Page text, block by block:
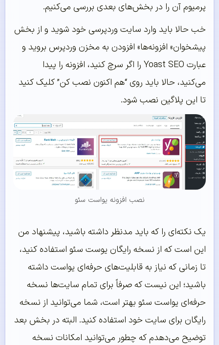
پرمیوم آن را در بخش‌های بعدی بررسی می‌کنیم.
خب حالا باید وارد سایت وردپرسی خود شوید و از بخش
پیشخوان» افزونه‌ها» افزودن به مخزن وردپرس بروید و
عبارت Yoast SEO را اگر سرچ کنید، افزونه را پیدا
می‌کنید، حالا باید روی “هم اکنون نصب کن” کلیک کنید
تا این پلاگین نصب شود.
نصب افزونه یواست سئو
یک نکته‌ای را که باید مدنظر داشته باشید، پیشنهاد من
این است که از نسخه رایگان یوست سئو استفاده کنید،
تا زمانی که نیاز به قابلیت‌های حرفه‌ای یواست داشته
باشید؛ این نیست که صرفاً برای تمام سایت‌ها نسخه
حرفه‌ای یواست سئو بهتر است، شما می‌توانید از نسخه
رایگان برای سایت خود استفاده کنید. البته در بخش بعد
توضیح می‌دهدم که چطور می‌توانید امکانات نسخه